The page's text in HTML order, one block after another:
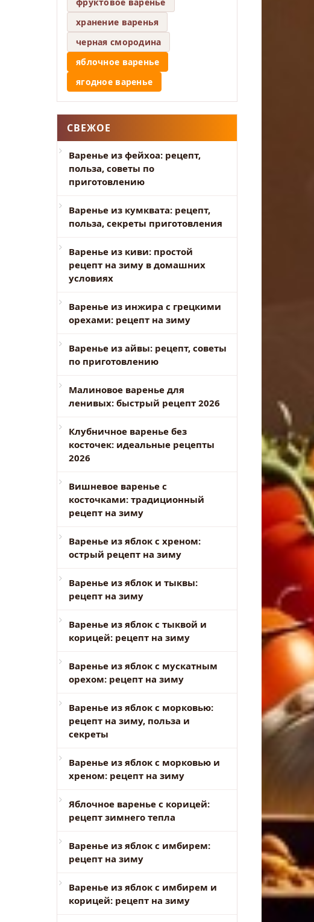
хранение варенья
черная смородина
яблочное варенье
ягодное варенье
СВЕЖОЕ
Варенье из фейхоа: рецепт,
польза, советы по
приготовлению
Варенье из кумквата: рецепт,
польза, секреты приготовления
Варенье из киви: простой
рецепт на зиму в домашних
условиях
Варенье из инжира с грецкими
орехами: рецепт на зиму
Варенье из айвы: рецепт, советы
по приготовлению
Малиновое варенье для
ленивых: быстрый рецепт 2026
Клубничное варенье без
косточек: идеальные рецепты
2026
Вишневое варенье с
косточками: традиционный
рецепт на зиму
Варенье из яблок с хреном:
острый рецепт на зиму
Варенье из яблок и тыквы:
рецепт на зиму
Варенье из яблок с тыквой и
корицей: рецепт на зиму
Варенье из яблок с мускатным
орехом: рецепт на зиму
Варенье из яблок с морковью:
рецепт на зиму, польза и
секреты
Варенье из яблок с морковью и
хреном: рецепт на зиму
Яблочное варенье с корицей:
рецепт зимнего тепла
Варенье из яблок с имбирем:
рецепт на зиму
Варенье из яблок с имбирем и
корицей: рецепт на зиму